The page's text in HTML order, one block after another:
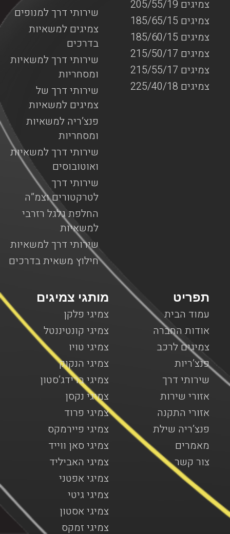
שירותי דרך למנופים
צמיגים למשאיות
בדרכים
שירותי דרך למשאיות
ומסחריות
שירותי דרך של
צמיגים למשאיות
פנצ’ריה למשאיות
ומסחריות
שירותי דרך למשאיות
ואוטובוסים
שירותי דרך
לטרקטורים וצמ”ה
החלפת גלגל רזרבי
למשאיות
שירותי דרך למשאיות
חילוץ משאית בדרכים
צמיגים 205/55/19
צמיגים 185/65/15
צמיגים 185/60/15
צמיגים 215/50/17
צמיגים 215/55/17
צמיגים 225/40/18
מותגי צמיגים
צמיגי פלקן
צמיגי קונטיננטל
צמיגי טויו
צמיגי הנקוק
צמיגי ברידג’סטון
צמיגי נקסן
צמיגי פרוד
צמיגי פיירמקס
צמיגי סאן ווייד
צמיגי האביליד
צמיגי אפטני
צמיגי גיטי
צמיגי אסטון
צמיגי זמקס
תפריט
עמוד הבית
אודות החברה
צמיגים לרכב
פנצ’ריות
שירותי דרך
אזורי שירות
אזורי התקנה
פנצ’ריה שילת
מאמרים
צור קשר